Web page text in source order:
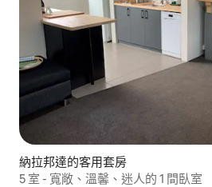
納拉邦達的客用套房
5 室 - 寬敞、溫馨、迷人的 1 間臥室